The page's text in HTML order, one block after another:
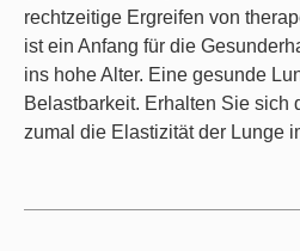
rechtzeitige Ergreifen von
ist ein Anfang für die
ins hohe Alter. Eine gesunde
Belastbarkeit. Erhalten Sie sich
zumal die Elastizität der Lunge